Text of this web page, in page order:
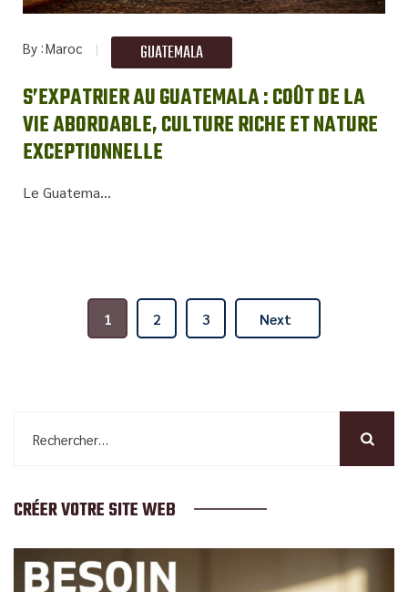
By Maroc GUATEMALA
S’EXPATRIER AU GUATEMALA : COÛT DE LA
VIE ABORDABLE, CULTURE RICHE ET NATURE
EXCEPTIONNELLE
Le Guatema...
1 2 3 Next
CRÉER VOTRE SITE WEB